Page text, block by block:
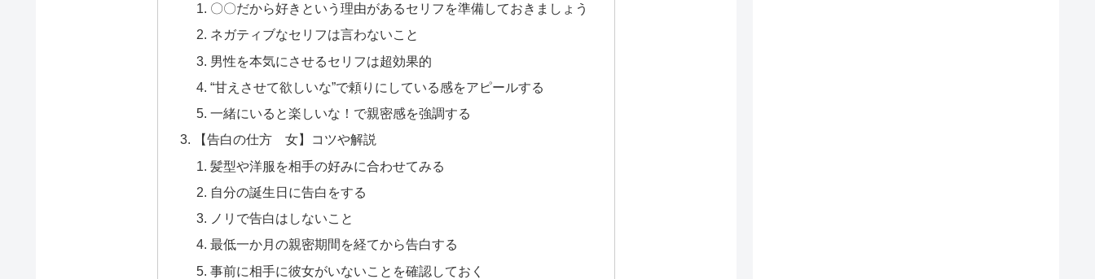
〇〇だから好きという理由があるセリフを準備しておきましょう
ネガティブなセリフは言わないこと
男性を本気にさせるセリフは超効果的
“甘えさせて欲しいな”で頼りにしている感をアピールする
一緒にいると楽しいな！で親密感を強調する
【告白の仕方 女】コツや解説
髪型や洋服を相手の好みに合わせてみる
自分の誕生日に告白をする
ノリで告白はしないこと
最低一か月の親密期間を経てから告白する
事前に相手に彼女がいないことを確認しておく